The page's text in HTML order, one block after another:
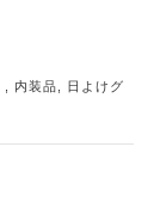
内装品
日よけグ